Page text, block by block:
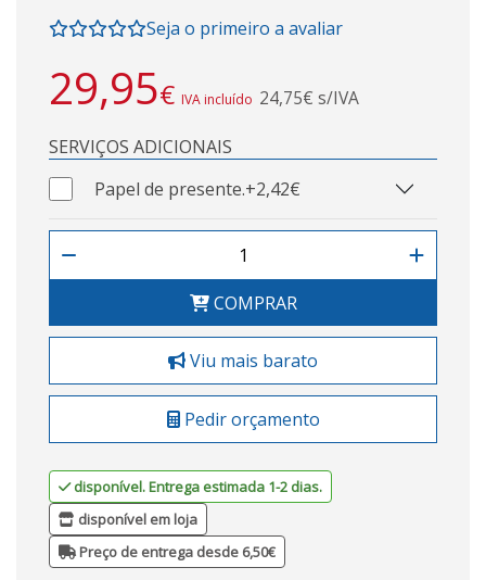
Seja o primeiro a avaliar
29,95€ IVA incluído 24,75€ s/IVA
SERVIÇOS ADICIONAIS
Papel de presente.+2,42€
COMPRAR
Viu mais barato
Pedir orçamento
disponível. Entrega estimada 1-2 dias.
disponível em loja
Preço de entrega desde 6,50€